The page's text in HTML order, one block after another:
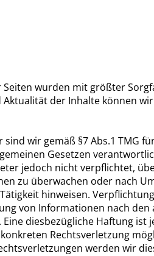
wurden mit größter
der Inhalte können
wir gemäß §7 Abs.1 TMG
Gesetzen
jedoch nicht verpflichtet,
zu überwachen oder nach
hinweisen.
von Informationen nach den
diesbezügliche Haftung ist
Rechtsverletzung
werden wir